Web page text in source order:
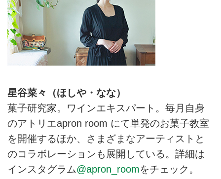
星谷菜々（ほしや・なな）
菓子研究家。ワインエキスパート。毎月自身
のアトリエapron room にて単発のお菓子教室
を開催するほか、さまざまなアーティストと
のコラボレーションも展開している。詳細は
インスタグラム@apron_roomをチェック。